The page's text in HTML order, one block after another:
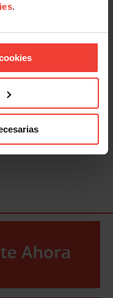
.
enfermo y esconde